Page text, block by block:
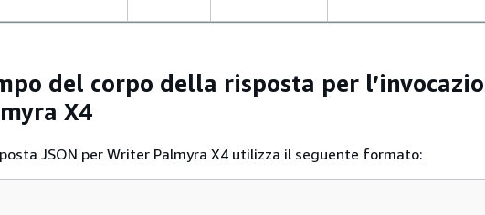
del corpo della risposta per
X4
JSON per Writer Palmyra X4 utilizza il seguente formato: